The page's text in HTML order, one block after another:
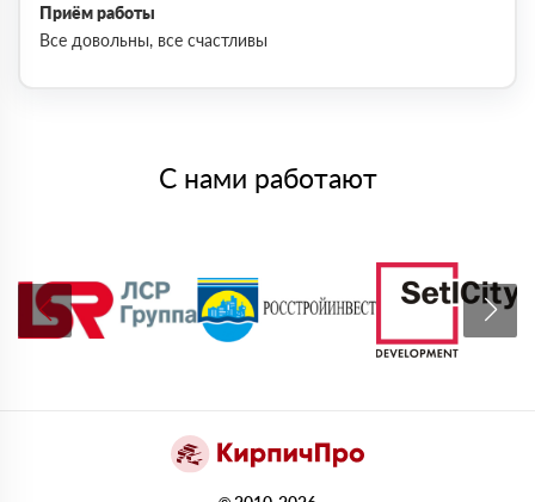
Приём работы
Все довольны, все счастливы
С нами работают